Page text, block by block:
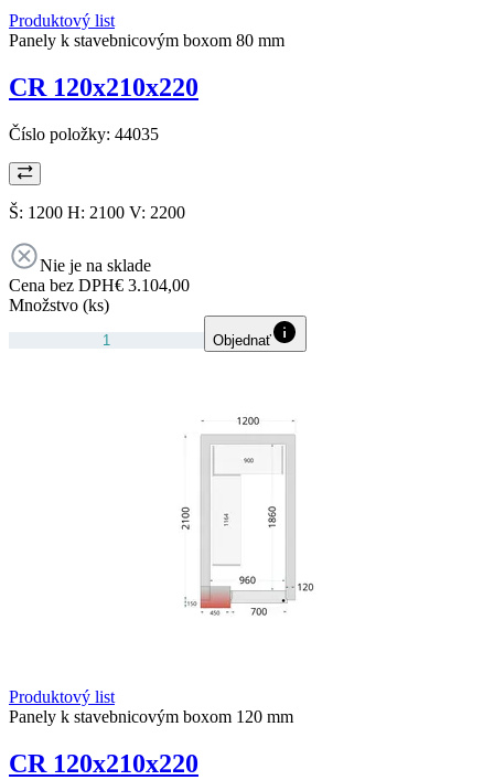
Produktový list
Panely k stavebnicovým boxom 80 mm
CR 120x210x220
Číslo položky: 44035
Š: 1200 H: 2100 V: 2200
Nie je na sklade
Cena bez DPH€ 3.104,00
Množstvo (ks)
Objednať
Produktový list
Panely k stavebnicovým boxom 120 mm
CR 120x210x220